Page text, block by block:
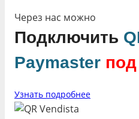
Через нас можно
Подключить
Paymaster
Узнать подробнее